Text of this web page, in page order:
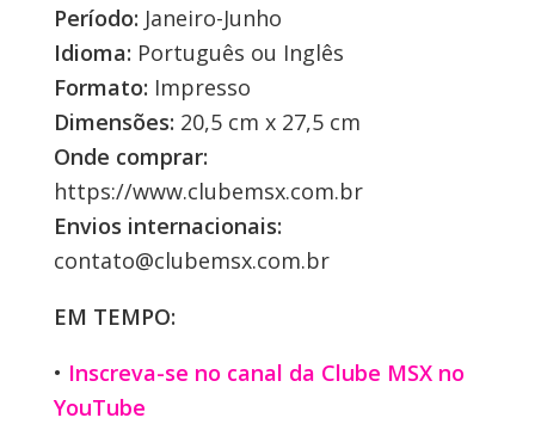
Período: Janeiro-Junho
Idioma: Português ou Inglês
Formato: Impresso
Dimensões: 20,5 cm x 27,5 cm
Onde comprar:
https://www.clubemsx.com.br
Envios internacionais:
contato@clubemsx.com.br
EM TEMPO:
• Inscreva-se no canal da Clube MSX no
YouTube